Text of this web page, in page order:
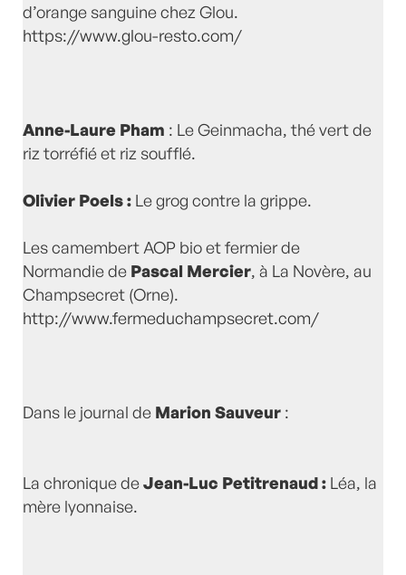
d’orange sanguine chez Glou.
https://www.glou-resto.com/
Anne-Laure Pham : Le Geinmacha, thé vert de
riz torréfié et riz soufflé.
Olivier Poels : Le grog contre la grippe.
Les camembert AOP bio et fermier de
Normandie de Pascal Mercier, à La Novère, au
Champsecret (Orne).
http://www.fermeduchampsecret.com/
Dans le journal de Marion Sauveur :
La chronique deJean-Luc Petitrenaud : Léa, la
mère lyonnaise.